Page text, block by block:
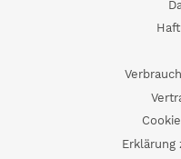
Erklärung